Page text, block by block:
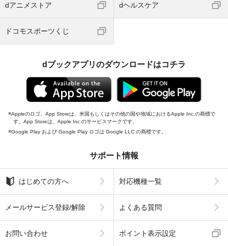
dアニメストア dヘルスケア
ドコモスポーツくじ
dブックアプリのダウンロードはコチラ
Appleのロゴ、App Storeは、米国もしくはその他の国や地域におけるApple Inc.の商標で
す。App Storeは、Apple Inc.のサービスマークです。
Google Play および Google Play ロゴは Google LLC の商標です。
サポート情報
はじめての方へ 対応機種一覧
メールサービス登録/解除 よくある質問
お問い合わせ ポイント表示設定